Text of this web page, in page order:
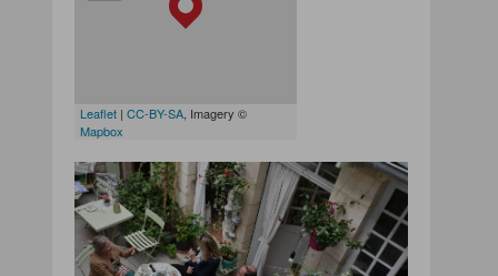
Leaflet| CC-BY-SA, Imagery ©
Mapbox